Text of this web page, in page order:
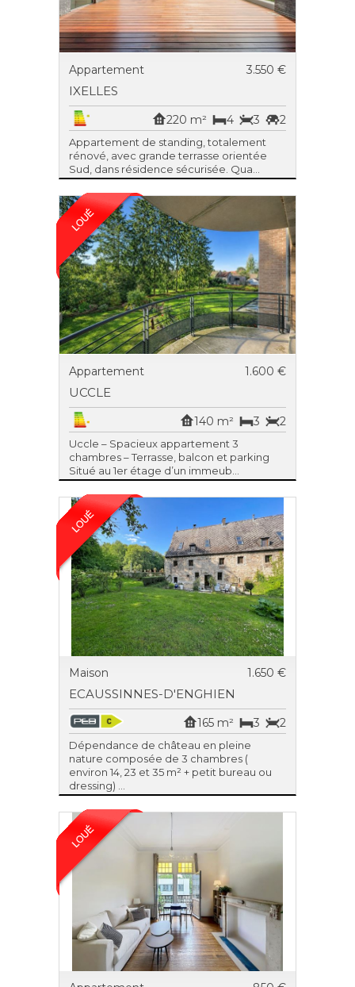
Appartement 3.550 €
IXELLES
2
3
4
220 m²
Appartement de standing, totalement
rénové, avec grande terrasse orientée
Sud, dans résidence sécurisée. Qua...
Appartement 1.600 €
UCCLE
2
3
140 m²
Uccle – Spacieux appartement 3
chambres – Terrasse, balcon et parking
Situé au 1er étage d’un immeub...
Maison 1.650 €
ECAUSSINNES-D'ENGHIEN
2
3
165 m²
Dépendance de château en pleine
nature composée de 3 chambres (
environ 14, 23 et 35 m² + petit bureau ou
dressing) ...